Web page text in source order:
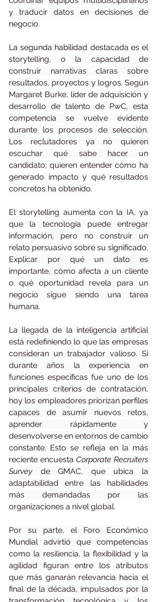
y traducir datos en decisiones de
negocio.
La segunda habilidad destacada es el
storytelling, o la capacidad de
construir narrativas claras sobre
resultados, proyectos y logros. Según
Margaret Burke, líder de adquisición y
desarrollo de talento de PwC, esta
competencia se vuelve evidente
durante los procesos de selección.
Los reclutadores ya no quieren
escuchar qué sabe hacer un
candidato; quieren entender cómo ha
generado impacto y qué resultados
concretos ha obtenido.
El storytelling aumenta con la IA, ya
que la tecnología puede entregar
información, pero no construir un
relato persuasivo sobre su significado.
Explicar por qué un dato es
importante, cómo afecta a un cliente
o qué oportunidad revela para un
negocio sigue siendo una tarea
humana.
La llegada de la inteligencia artificial
está redefiniendo lo que las empresas
consideran un trabajador valioso. Si
durante años la experiencia en
funciones específicas fue uno de los
principales criterios de contratación,
hoy los empleadores priorizan perfiles
capaces de asumir nuevos retos,
aprender rápidamente y
desenvolverse en entornos de cambio
constante. Esto se refleja en la más
reciente encuesta Corporate Recruiters
Survey de GMAC, que ubica la
adaptabilidad entre las habilidades
más demandadas por las
organizaciones a nivel global.
Por su parte, el Foro Económico
Mundial advirtió que competencias
como la resiliencia, la flexibilidad y la
agilidad figuran entre los atributos
que más ganarán relevancia hacia el
final de la década, impulsados por la